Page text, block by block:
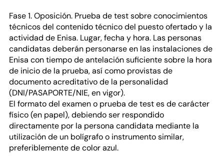
Fase 1. Oposición. Prueba de test sobre conocimientos
técnicos del contenido técnico del puesto ofertado y la
actividad de Enisa. Lugar, fecha y hora. Las personas
candidatas deberán personarse en las instalaciones de
Enisa con tiempo de antelación suficiente sobre la hora
de inicio de la prueba, así como provistas de
documento acreditativo de la personalidad
(DNI/PASAPORTE/NIE, en vigor).
El formato del examen o prueba de test es de carácter
físico (en papel), debiendo ser respondido
directamente por la persona candidata mediante la
utilización de un bolígrafo o instrumento similar,
preferiblemente de color azul.